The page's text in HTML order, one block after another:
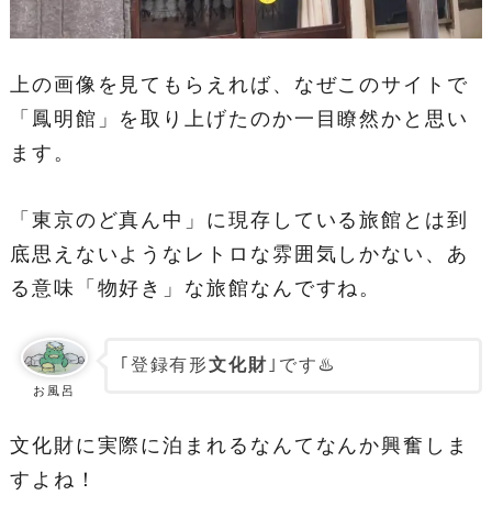
上の画像を見てもらえれば、なぜこのサイトで
「鳳明館」を取り上げたのか一目瞭然かと思い
ます。
「東京のど真ん中」に現存している旅館とは到
底思えないようなレトロな雰囲気しかない、あ
る意味「物好き」な旅館なんですね。
お風呂
｢登録有形文化財 ｣です♨️
文化財に実際に泊まれるなんてなんか興奮しま
すよね！